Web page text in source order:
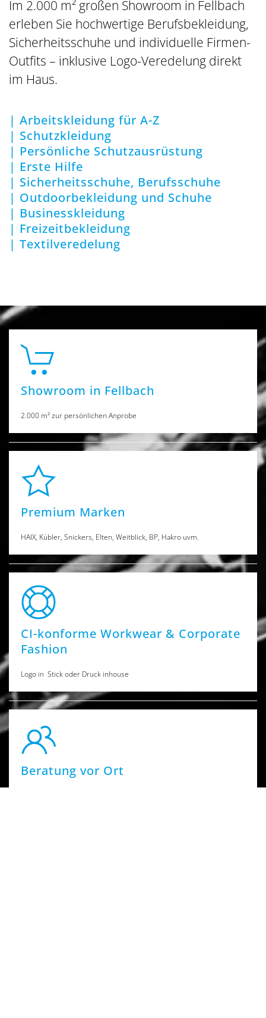
Im 2.000 m² großen Showroom in Fellbach
erleben Sie hochwertige Berufsbekleidung,
Sicherheitsschuhe und individuelle Firmen-
Outfits – inklusive Logo-Veredelung direkt
im Haus.
| Arbeitskleidung für A-Z
| Schutzkleidung
| Persönliche Schutzausrüstung
| Erste Hilfe
| Sicherheitsschuhe, Berufsschuhe
| Outdoorbekleidung und Schuhe
| Businesskleidung
| Freizeitbekleidung
| Textilveredelung
Showroom in Fellbach
2.000 m² zur persönlichen Anprobe
Premium Marken
HAIX, Kübler, Snickers, Elten, Weitblick, BP, Hakro uvm.
CI-konforme Workwear & Corporate
Fashion
Logo in Stick oder Druck inhouse
Beratung vor Ort